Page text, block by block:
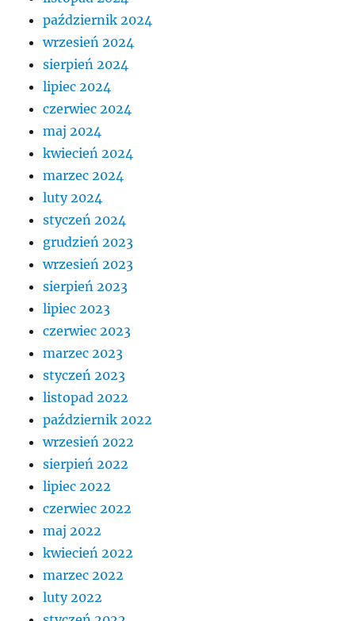
październik 2024
wrzesień 2024
sierpień 2024
lipiec 2024
czerwiec 2024
maj 2024
kwiecień 2024
marzec 2024
luty 2024
styczeń 2024
grudzień 2023
wrzesień 2023
sierpień 2023
lipiec 2023
czerwiec 2023
marzec 2023
styczeń 2023
listopad 2022
październik 2022
wrzesień 2022
sierpień 2022
lipiec 2022
czerwiec 2022
maj 2022
kwiecień 2022
marzec 2022
luty 2022